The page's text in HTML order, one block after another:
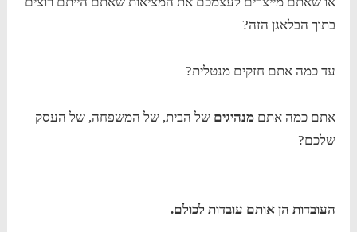
בתוך הבלאגן הזה?
עד כמה אתם חזקים מנטלית?
אתם כמה אתם מנהיגים של הבית, של המשפחה, של העסק
שלכם?
העובדות הן אותם עובדות לכולם.